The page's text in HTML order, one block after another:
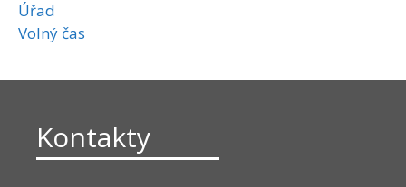
Úřad
Volný čas
Kontakty